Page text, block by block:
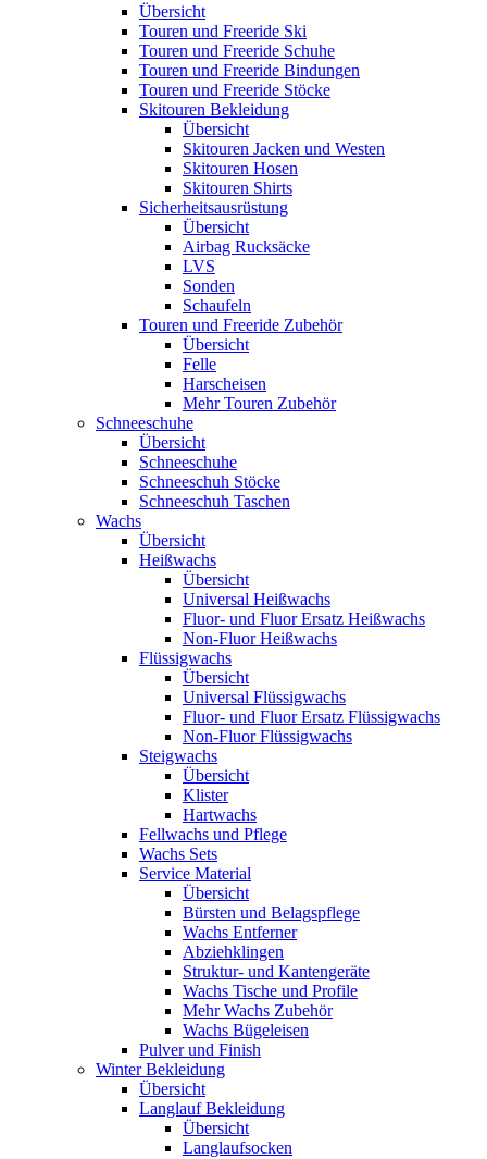
Übersicht
Touren und Freeride Ski
Touren und Freeride Schuhe
Touren und Freeride Bindungen
Touren und Freeride Stöcke
Skitouren Bekleidung
Übersicht
Skitouren Jacken und Westen
Skitouren Hosen
Skitouren Shirts
Sicherheitsausrüstung
Übersicht
Airbag Rucksäcke
LVS
Sonden
Schaufeln
Touren und Freeride Zubehör
Übersicht
Felle
Harscheisen
Mehr Touren Zubehör
Schneeschuhe
Übersicht
Schneeschuhe
Schneeschuh Stöcke
Schneeschuh Taschen
Wachs
Übersicht
Heißwachs
Übersicht
Universal Heißwachs
Fluor- und Fluor Ersatz Heißwachs
Non-Fluor Heißwachs
Flüssigwachs
Übersicht
Universal Flüssigwachs
Fluor- und Fluor Ersatz Flüssigwachs
Non-Fluor Flüssigwachs
Steigwachs
Übersicht
Klister
Hartwachs
Fellwachs und Pflege
Wachs Sets
Service Material
Übersicht
Bürsten und Belagspflege
Wachs Entferner
Abziehklingen
Struktur- und Kantengeräte
Wachs Tische und Profile
Mehr Wachs Zubehör
Wachs Bügeleisen
Pulver und Finish
Winter Bekleidung
Übersicht
Langlauf Bekleidung
Übersicht
Langlaufsocken